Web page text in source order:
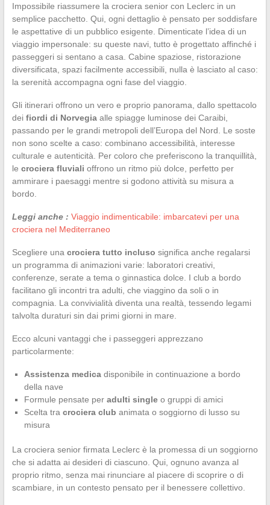
Impossibile riassumere la crociera senior con Leclerc in un
semplice pacchetto. Qui, ogni dettaglio è pensato per soddisfare
le aspettative di un pubblico esigente. Dimenticate l’idea di un
viaggio impersonale: su queste navi, tutto è progettato affinché i
passeggeri si sentano a casa. Cabine spaziose, ristorazione
diversificata, spazi facilmente accessibili, nulla è lasciato al caso:
la serenità accompagna ogni fase del viaggio.
Gli itinerari offrono un vero e proprio panorama, dallo spettacolo
dei fiordi di Norvegiaalle spiagge luminose dei Caraibi,
passando per le grandi metropoli dell’Europa del Nord. Le soste
non sono scelte a caso: combinano accessibilità, interesse
culturale e autenticità. Per coloro che preferiscono la tranquillità,
le crociera fluviali offrono un ritmo più dolce, perfetto per
ammirare i paesaggi mentre si godono attività su misura a
bordo.
Leggi anche : Viaggio indimenticabile: imbarcatevi per una
crociera nel Mediterraneo
Scegliere una crociera tutto incluso significa anche regalarsi
un programma di animazioni varie: laboratori creativi,
conferenze, serate a tema o ginnastica dolce. I club a bordo
facilitano gli incontri tra adulti, che viaggino da soli o in
compagnia. La convivialità diventa una realtà, tessendo legami
talvolta duraturi sin dai primi giorni in mare.
Ecco alcuni vantaggi che i passeggeri apprezzano
particolarmente:
Assistenza medicadisponibile in continuazione a bordo
della nave
Formule pensate per adulti singleo gruppi di amici
Scelta tra crociera club animata o soggiorno di lusso su
misura
La crociera senior firmata Leclerc è la promessa di un soggiorno
che si adatta ai desideri di ciascuno. Qui, ognuno avanza al
proprio ritmo, senza mai rinunciare al piacere di scoprire o di
scambiare, in un contesto pensato per il benessere collettivo.